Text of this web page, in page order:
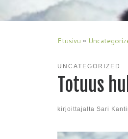
Etusivu »
UNCATEGORIZED
Totuus
kirjoittajalta Sari